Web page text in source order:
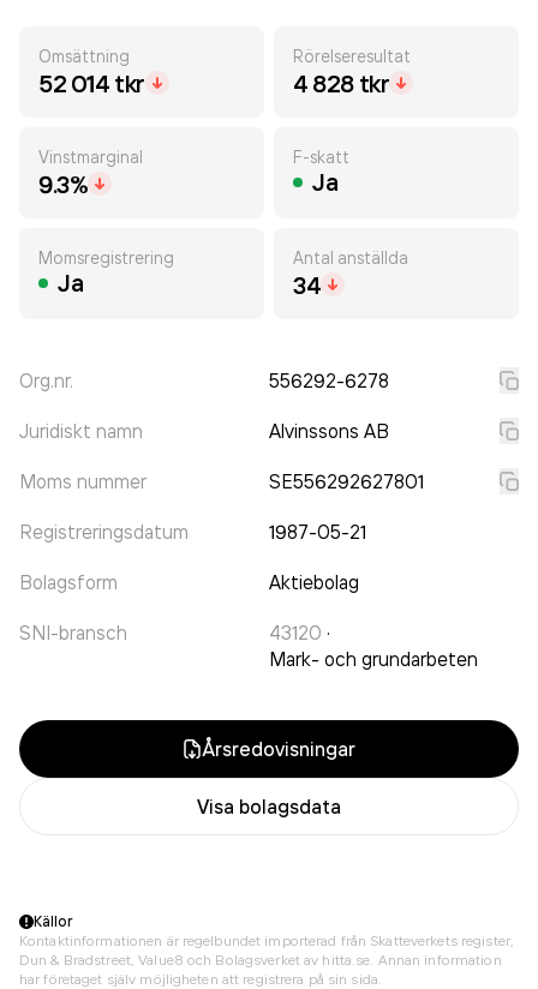
Omsättning
52 014 tkr
Rörelseresultat
4 828 tkr
Vinstmarginal
9.3%
F-skatt
Ja
Momsregistrering
Ja
Antal anställda
34
Org.nr. 556292-6278
Juridiskt namn Alvinssons AB
Moms nummer SE556292627801
Registreringsdatum 1987-05-21
Bolagsform Aktiebolag
SNI-bransch 43120 ·
Mark- och grundarbeten
Årsredovisningar
Visa bolagsdata
Källor
Kontaktinformationen är regelbundet importerad från Skatteverkets register,
Dun & Bradstreet, Value8 och Bolagsverket av hitta.se. Annan information
har företaget själv möjligheten att registrera på sin sida.